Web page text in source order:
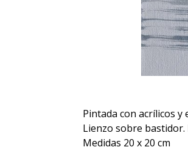
Pintada con acrílicos y
Lienzo sobre bastidor.
Medidas 20 x 20 cm